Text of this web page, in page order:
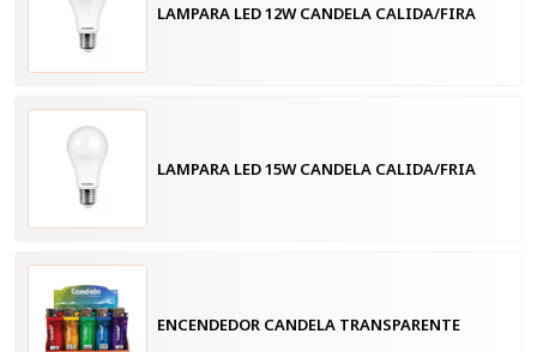
LAMPARA LED 12W CANDELA CALIDA/FIRA
LAMPARA LED 15W CANDELA CALIDA/FRIA
ENCENDEDOR CANDELA TRANSPARENTE